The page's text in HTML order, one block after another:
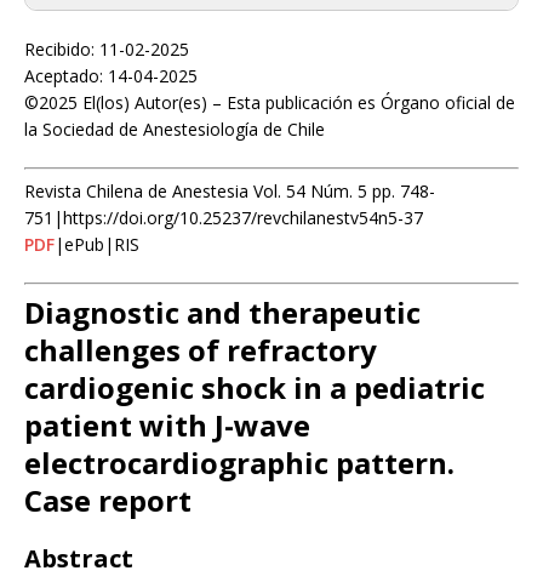
Recibido: 11-02-2025
Aceptado: 14-04-2025
©2025 El(los) Autor(es) – Esta publicación es Órgano oficial de
la Sociedad de Anestesiología de Chile
Revista Chilena de Anestesia Vol. 54 Núm. 5 pp. 748-
751|https://doi.org/10.25237/revchilanestv54n5-37
PDF|ePub|RIS
Diagnostic and therapeutic
challenges of refractory
cardiogenic shock in a pediatric
patient with J-wave
electrocardiographic pattern.
Case report
Abstract